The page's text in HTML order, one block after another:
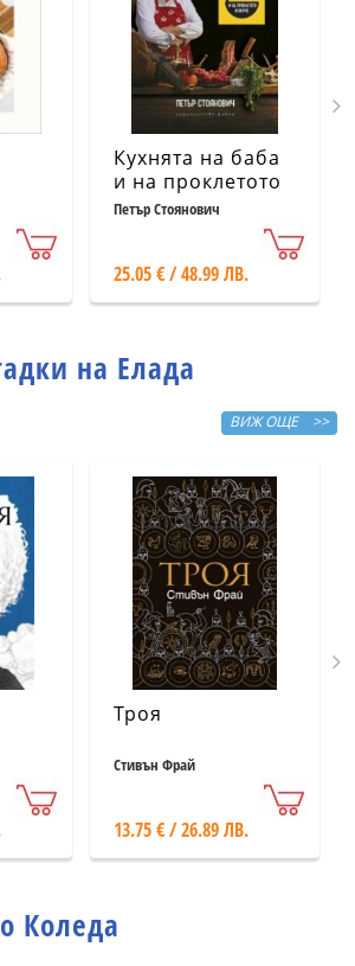
Кухнята на баба
и на проклетото
й внуче
Петър Стоянович
25.05 € / 48.99 ЛВ.
на Елада
ВИЖ ОЩЕ >>
Троя
Стивън Фрай
13.75 € / 26.89 ЛВ.
Коледа